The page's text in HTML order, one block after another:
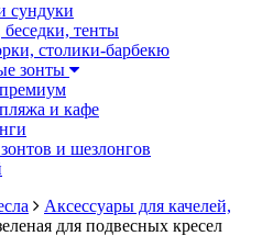
сундуки
тенты
столики-барбекю
зонты
и кафе
и шезлонгов
Аксессуары для качелей,
для подвесных кресел